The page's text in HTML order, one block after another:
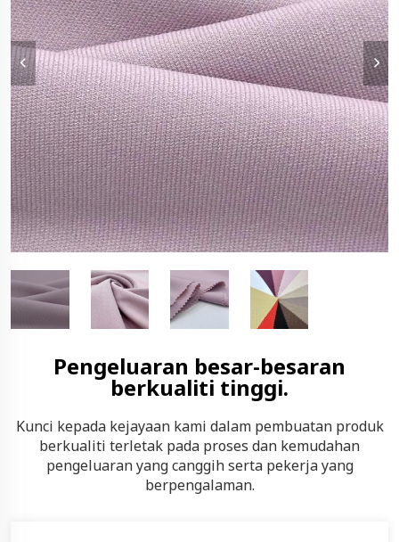
Pengeluaran besar-besaran
berkualiti tinggi.
Kunci kepada kejayaan kami dalam pembuatan produk
berkualiti terletak pada proses dan kemudahan
pengeluaran yang canggih serta pekerja yang
berpengalaman.